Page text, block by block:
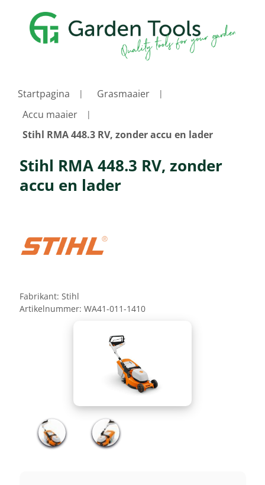
Startpagina
Grasmaaier
Accu maaier
Stihl RMA 448.3 RV, zonder accu en lader
Stihl RMA 448.3 RV, zonder
accu en lader
Fabrikant: Stihl
Artikelnummer: WA41-011-1410